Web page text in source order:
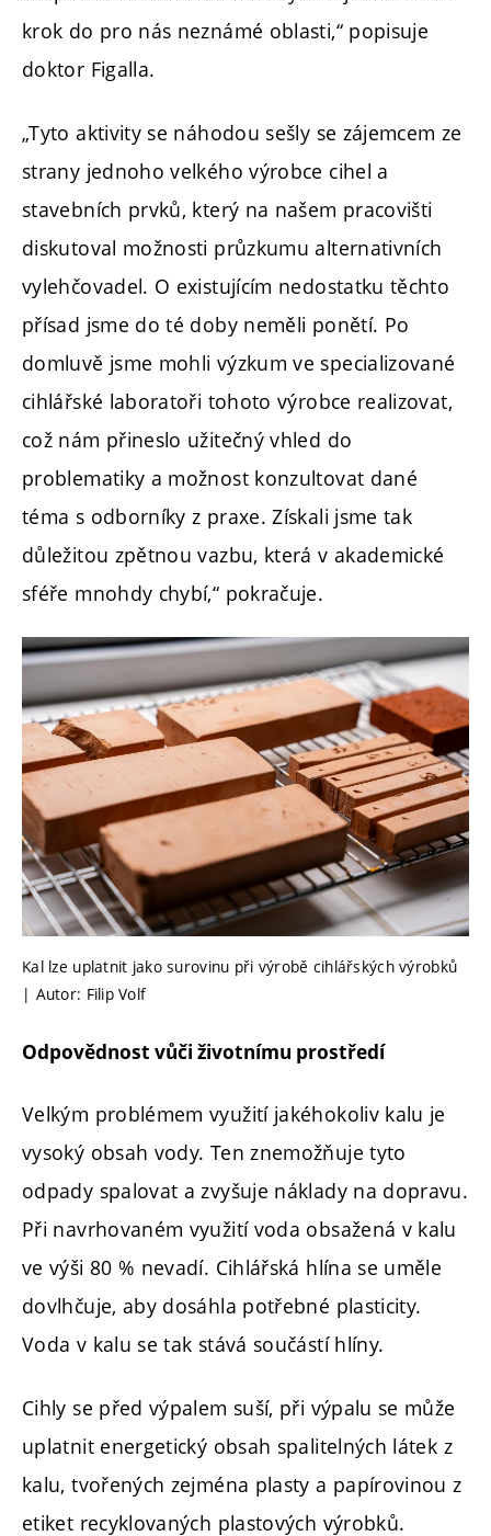
krok do pro nás neznámé oblasti,“ popisuje
doktor Figalla.
„Tyto aktivity se náhodou sešly se zájemcem ze
strany jednoho velkého výrobce cihel a
stavebních prvků, který na našem pracovišti
diskutoval možnosti průzkumu alternativních
vylehčovadel. O existujícím nedostatku těchto
přísad jsme do té doby neměli ponětí. Po
domluvě jsme mohli výzkum ve specializované
cihlářské laboratoři tohoto výrobce realizovat,
což nám přineslo užitečný vhled do
problematiky a možnost konzultovat dané
téma s odborníky z praxe. Získali jsme tak
důležitou zpětnou vazbu, která v akademické
sféře mnohdy chybí,“ pokračuje.
Kal lze uplatnit jako surovinu při výrobě cihlářských výrobků
| Autor: Filip Volf
Odpovědnost vůči životnímu prostředí
Velkým problémem využití jakéhokoliv kalu je
vysoký obsah vody. Ten znemožňuje tyto
odpady spalovat a zvyšuje náklady na dopravu.
Při navrhovaném využití voda obsažená v kalu
ve výši 80 % nevadí. Cihlářská hlína se uměle
dovlhčuje, aby dosáhla potřebné plasticity.
Voda v kalu se tak stává součástí hlíny.
Cihly se před výpalem suší, při výpalu se může
uplatnit energetický obsah spalitelných látek z
kalu, tvořených zejména plasty a papírovinou z
etiket recyklovaných plastových výrobků.